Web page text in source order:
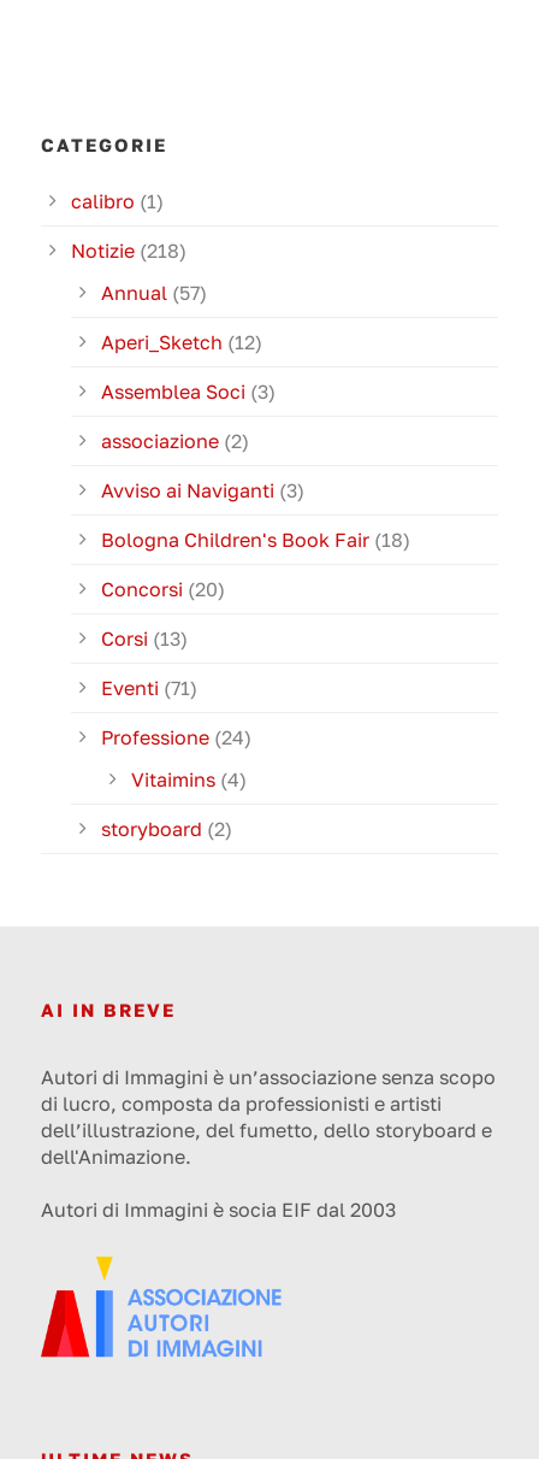
CATEGORIE
calibro (1)
Notizie (218)
Annual (57)
Aperi_Sketch (12)
Assemblea Soci (3)
associazione (2)
Avviso ai Naviganti (3)
Bologna Children's Book Fair (18)
Concorsi (20)
Corsi (13)
Eventi (71)
Professione (24)
Vitaimins (4)
storyboard (2)
AI IN BREVE
Autori di Immagini è un’associazione senza scopo
di lucro, composta da professionisti e artisti
dell’illustrazione, del fumetto, dello storyboard e
dell'Animazione.
Autori di Immagini è socia EIF dal 2003